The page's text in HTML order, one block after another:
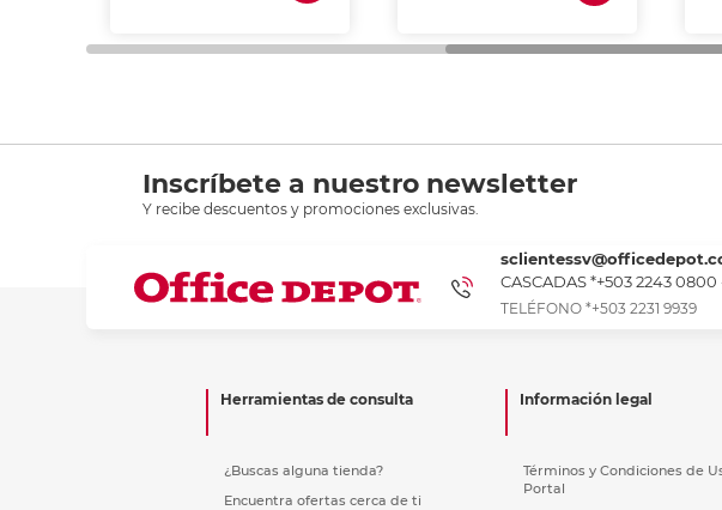
Inscríbete a nuestro newsletter
Y recibe descuentos y promociones exclusivas.
CASCADAS *+503 2243 0800
TELÉFONO *+503 2231 9939
Herramientas de consulta
¿Buscas alguna tienda?
Encuentra ofertas cerca de ti
Información legal
Términos y Condiciones de
Portal